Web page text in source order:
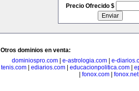
Precio Ofrecido $
Otros dominios en venta:
dominiospro.com
e-astrologia.com
e-
tenis.com
ediarios.com educacionpolitica.com
fonox.com| fonox.net